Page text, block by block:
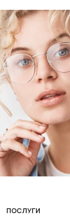
ПОСЛУГИ